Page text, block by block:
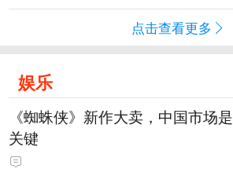
点击查看更多
娱乐
《蜘蛛侠》新作大卖，中国市场是
关键